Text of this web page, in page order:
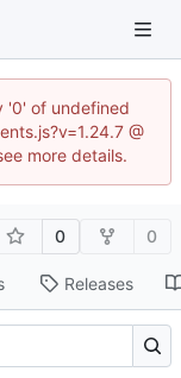
'0' of undefined
@
more details.
0 0
Releases